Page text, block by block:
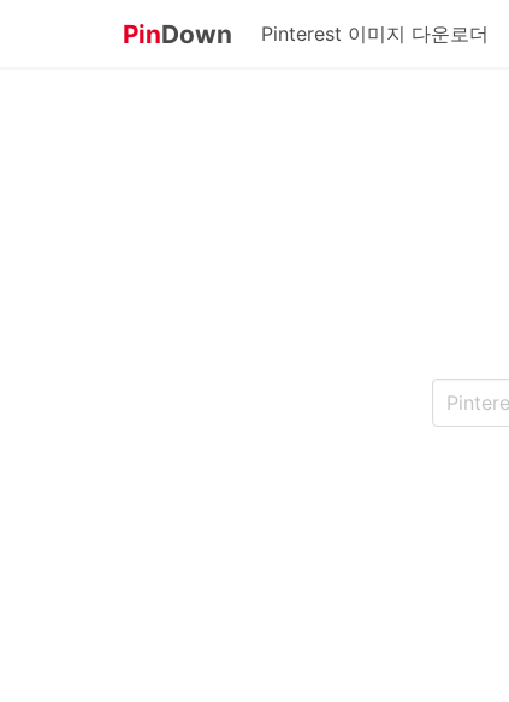
PinDown Pinterest 이미지 다운로더